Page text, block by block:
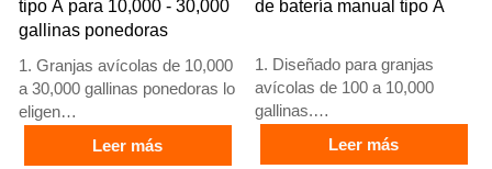
tipo A para 10,000 - 30,000
gallinas ponedoras
1. Granjas avícolas de 10,000
a 30,000 gallinas ponedoras lo
eligen
2. Gallinas adultas comienzan
a poner huevos a las 16
Leer más
de batería manual tipo A
1. Diseñado para granjas
avícolas de 100 a 10,000
gallinas.
2. Cría de pollos de 12 o 16
semanas para puesta de
Leer más